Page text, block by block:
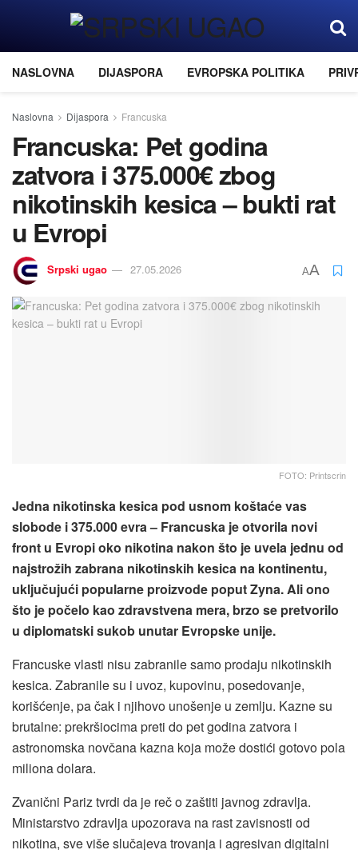
NASLOVNA DIJASPORA EVROPSKA POLITIKA
Naslovna Dijaspora Francuska
Francuska: Pet godina
zatvora i 375.000€ zbog
nikotinskih kesica – bukti rat
u Evropi
Srpski ugao 27.05.2026 AA
FOTO: Printscrin
Jedna nikotinska kesica pod usnom koštaće vas
slobode i 375.000 evra – Francuska je otvorila novi
front u Evropi oko nikotina nakon što je uvela jednu od
najstrožih zabrana nikotinskih kesica na kontinentu,
uključujući popularne proizvode poput Zyna. Ali ono
što je počelo kao zdravstvena mera, brzo se pretvorilo
u diplomatski sukob unutar Evropske unije.
Francuske vlasti nisu zabranile samo prodaju nikotinskih
kesica. Zabranile su i uvoz, kupovinu, posedovanje,
korišćenje, pa čak i njihovo unošenje u zemlju. Kazne su
brutalne: prekršiocima preti do pet godina zatvora i
astronomska novčana kazna koja može dostići gotovo pola
miliona dolara.
Zvanični Pariz tvrdi da je reč o zaštiti javnog zdravlja.
Ministarstvo zdravlja upozorava na rast zavisnosti od
nikotina, sve više slučajeva trovanja i agresivan digitalni